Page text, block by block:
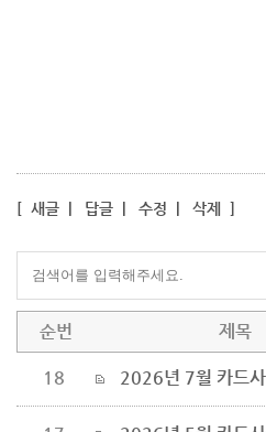
[ 새글| 답글| 수정 삭제 ]
순번 제목
18